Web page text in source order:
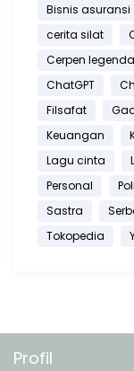
Bisnis asuransi
cerita silat
Cerpen legenda
ChatGPT
Filsafat
Keuangan
Lagu cinta
Personal
Sastra
Tokopedia
Profil